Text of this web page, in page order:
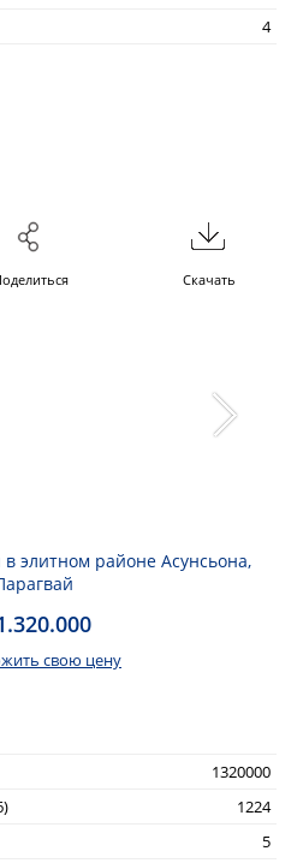
4
Скачать
элитном районе Асунсьона,
свою цену
1320000
1224
5